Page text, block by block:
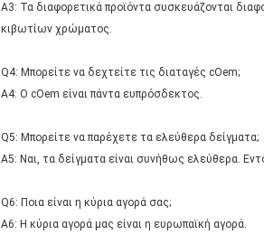
A3: Τα διαφορετικά προϊόντα συσκευάζονται
κιβωτίων χρώματος.
Q4: Μπορείτε να δεχτείτε τις διαταγές cOem;
A4: Ο cOem είναι πάντα ευπρόσδεκτος.
Q5: Μπορείτε να παρέχετε τα ελεύθερα δείγματα;
A5: Ναι, τα δείγματα είναι συνήθως ελεύθερα.
Q6: Ποια είναι η κύρια αγορά σας;
A6: Η κύρια αγορά μας είναι η ευρωπαϊκή αγορά.